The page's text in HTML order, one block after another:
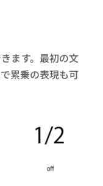
ます。最初の文
累乗の表現も可